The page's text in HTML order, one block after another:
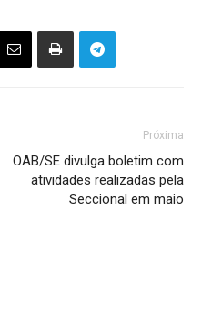
Próxima
OAB/SE divulga boletim com
atividades realizadas pela
Seccional em maio